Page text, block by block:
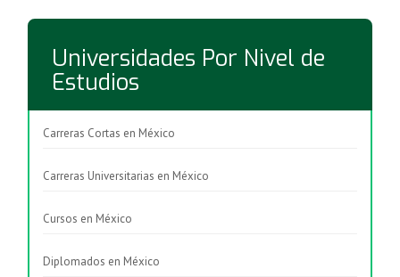
Universidades Por Nivel de
Estudios
Carreras Cortas en México
Carreras Universitarias en México
Cursos en México
Diplomados en México